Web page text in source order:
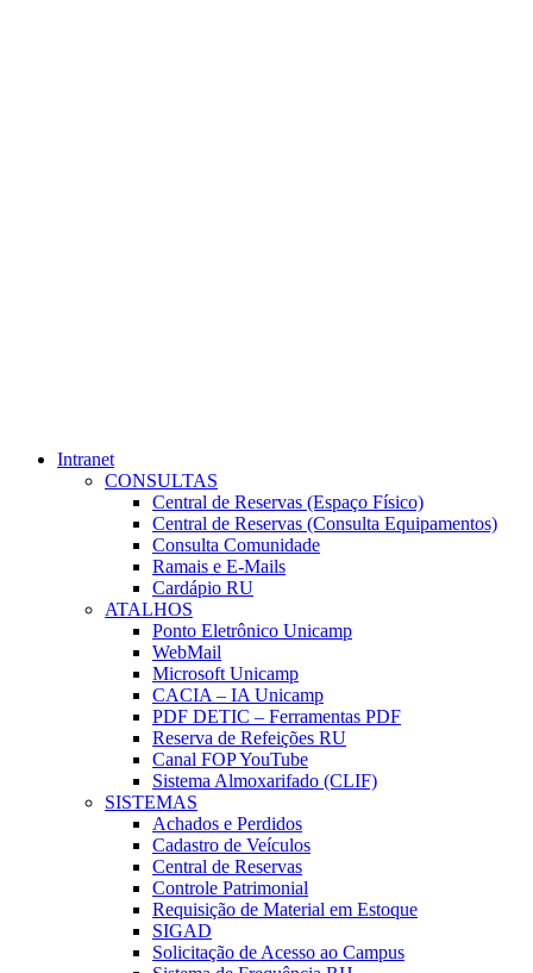
Intranet
CONSULTAS
Central de Reservas (Espaço Físico)
Central de Reservas (Consulta Equipamentos)
Consulta Comunidade
Ramais e E-Mails
Cardápio RU
ATALHOS
Ponto Eletrônico Unicamp
WebMail
Microsoft Unicamp
CACIA – IA Unicamp
PDF DETIC – Ferramentas PDF
Reserva de Refeições RU
Canal FOP YouTube
Sistema Almoxarifado (CLIF)
SISTEMAS
Achados e Perdidos
Cadastro de Veículos
Central de Reservas
Controle Patrimonial
Requisição de Material em Estoque
SIGAD
Solicitação de Acesso ao Campus